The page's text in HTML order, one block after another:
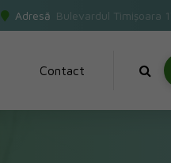
Adresă Bulevardul Timișoara
Contact